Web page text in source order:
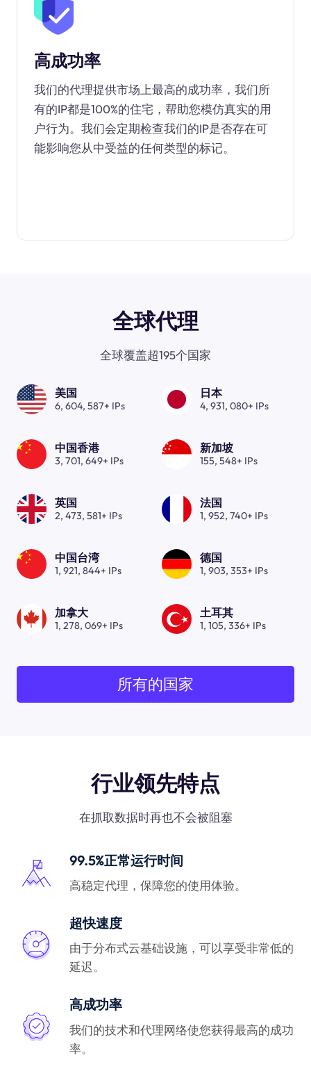
高成功率
我们的代理提供市场上最高的成功率，我们所
有的IP都是100%的住宅，帮助您模仿真实的用
户行为。我们会定期检查我们的IP是否存在可
能影响您从中受益的任何类型的标记。
全球代理
全球覆盖超195个国家
美国
6, 604, 587+ IPs
日本
4, 931, 080+ IPs
中国香港
3, 701, 649+ IPs
新加坡
155, 548+ IPs
英国
2, 473, 581+ IPs
法国
1, 952, 740+ IPs
中国台湾
1, 921, 844+ IPs
德国
1, 903, 353+ IPs
加拿大
1, 278, 069+ IPs
土耳其
1, 105, 336+ IPs
所有的国家
行业领先特点
在抓取数据时再也不会被阻塞
99.5%正常运行时间
高稳定代理，保障您的使用体验。
超快速度
由于分布式云基础设施，可以享受非常低的
延迟。
高成功率
我们的技术和代理网络使您获得最高的成功
率。